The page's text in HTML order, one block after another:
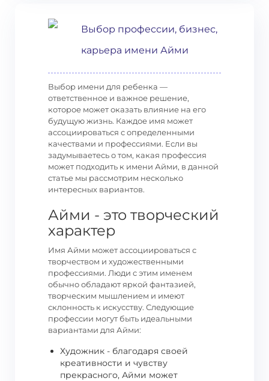
Выбор профессии, бизнес,
карьера имени Айми
Выбор имени для ребенка —
ответственное и важное решение,
которое может оказать влияние на его
будущую жизнь. Каждое имя может
ассоциироваться с определенными
качествами и профессиями. Если вы
задумываетесь о том, какая профессия
может подходить к имени Айми, в данной
статье мы рассмотрим несколько
интересных вариантов.
Айми - это творческий
характер
Имя Айми может ассоциироваться с
творчеством и художественными
профессиями. Люди с этим именем
обычно обладают яркой фантазией,
творческим мышлением и имеют
склонность к искусству. Следующие
профессии могут быть идеальными
вариантами для Айми:
Художник - благодаря своей
креативности и чувству
прекрасного, Айми может